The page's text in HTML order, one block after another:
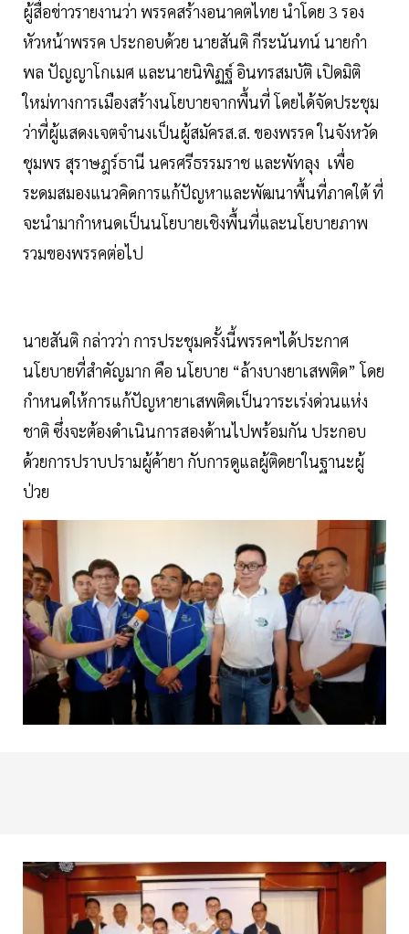
ผู้สื่อข่าวรายงานว่า พรรคสร้างอนาคตไทย นำโดย 3 รอง
หัวหน้าพรรค ประกอบด้วย นายสันติ กีระนันทน์ นายกำ
พล ปัญญาโกเมศ และนายนิพิฏฐ์ อินทรสมบัติ เปิดมิติ
ใหม่ทางการเมืองสร้างนโยบายจากพื้นที่ โดยได้จัดประชุม
ว่าที่ผู้แสดงเจตจำนงเป็นผู้สมัครส.ส. ของพรรค ในจังหวัด
ชุมพร สุราษฎร์ธานี นครศรีธรรมราช และพัทลุง เพื่อ
ระดมสมองแนวคิดการแก้ปัญหาและพัฒนาพื้นที่ภาคใต้ ที่
จะนำมากำหนดเป็นนโยบายเชิงพื้นที่และนโยบายภาพ
รวมของพรรคต่อไป
นายสันติ กล่าวว่า การประชุมครั้งนี้พรรคฯได้ประกาศ
นโยบายที่สำคัญมาก คือ นโยบาย “ล้างบางยาเสพติด” โดย
กำหนดให้การแก้ปัญหายาเสพติดเป็นวาระเร่งด่วนแห่ง
ชาติ ซึ่งจะต้องดำเนินการสองด้านไปพร้อมกัน ประกอบ
ด้วยการปราบปรามผู้ค้ายา กับการดูแลผู้ติดยาในฐานะผู้
ป่วย